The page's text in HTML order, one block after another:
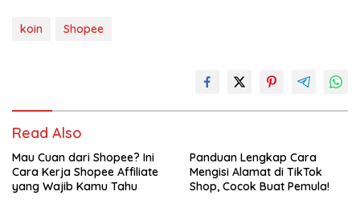
koin Shopee
Read Also
Mau Cuan dari Shopee? Ini
Cara Kerja Shopee Affiliate
yang Wajib Kamu Tahu
Panduan Lengkap Cara
Mengisi Alamat di TikTok
Shop, Cocok Buat Pemula!